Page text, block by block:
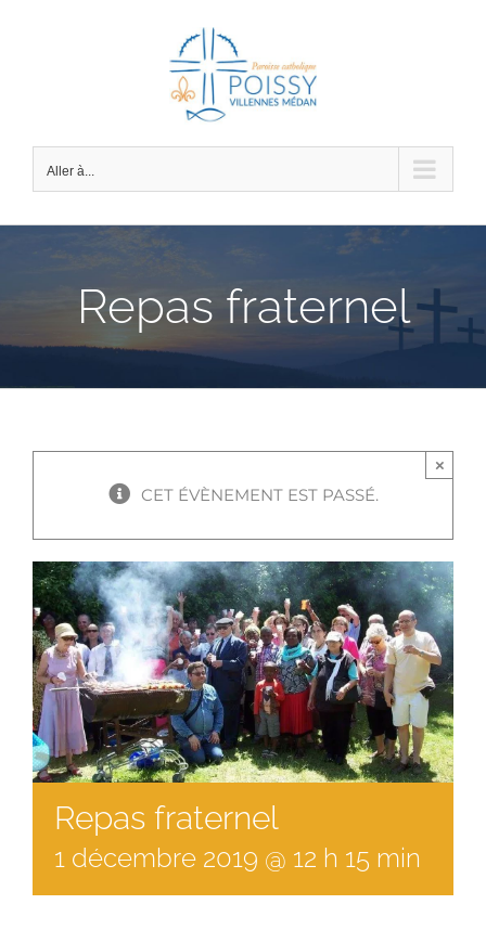
Aller à...
Repas fraternel
CET ÉVÈNEMENT EST PASSÉ.
×
Repas fraternel
1 décembre 2019 @ 12 h 15 min